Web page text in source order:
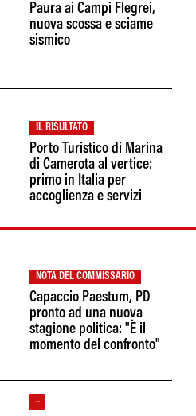
Paura ai Campi Flegrei,
nuova scossa e sciame
sismico
IL RISULTATO
Porto Turistico di Marina
di Camerota al vertice:
primo in Italia per
accoglienza e servizi
NOTA DEL COMMISSARIO
Capaccio Paestum, PD
pronto ad una nuova
stagione politica: "È il
momento del confronto"